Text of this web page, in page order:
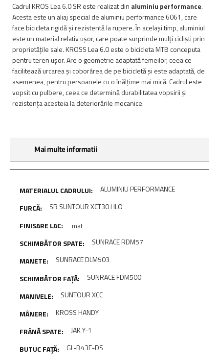
Cadrul KROS Lea 6.0 SR este realizat din aluminiu performance.
Acesta este un aliaj special de aluminiu performance 6061, care
face bicicleta rigidă și rezistentă la rupere. În același timp, aluminiul
este un material relativ ușor, care poate surprinde mulți cicliști prin
proprietățile sale. KROSS Lea 6.0 este o bicicleta MTB conceputa
pentru teren ușor. Are o geometrie adaptată femeilor, ceea ce
facilitează urcarea și coborârea de pe bicicletă și este adaptată, de
asemenea, pentru persoanele cu o înălțime mai mică. Cadrul este
vopsit cu pulbere, ceea ce determină durabilitatea vopsirii și
rezistența acesteia la deteriorările mecanice.
Mai multe informatii
ALUMINIU PERFORMANCE
SR SUNTOUR XCT30 HLO
mat
SUNRACE RDM57
SUNRACE DLM503
SUNRACE FDM500
SUNTOUR XCC
KROSS HANDY
JAK Y-1
GL-B43F-DS